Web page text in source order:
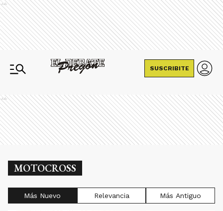
Ads
SUSCRIBITE
Ads
MOTOCROSS
Más Nuevo Relevancia Más Antiguo